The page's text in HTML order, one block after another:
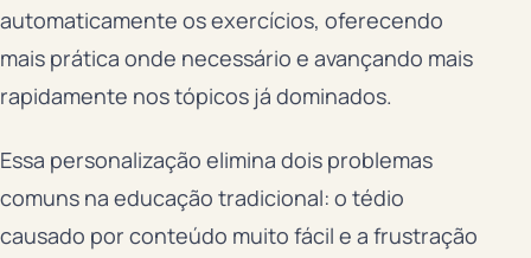
automaticamente os exercícios, oferecendo
mais prática onde necessário e avançando mais
rapidamente nos tópicos já dominados.
Essa personalização elimina dois problemas
comuns na educação tradicional: o tédio
causado por conteúdo muito fácil e a frustração